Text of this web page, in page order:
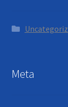
Meta